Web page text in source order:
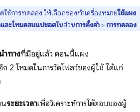
ใช้การทดลอง ให้เลือกช่องทำเครื่องหมายใช้แผง
และโหมดสแนปชอตในส่วนการตั้งค่า >การทดลอง
ำทางที่มีอยู่แล้ว ตอนนี้แผง
ก 2 โหมดในการวัดโฟลว์ของผู้ใช้ ได้แก่
นระยะเวลาเพื่อวิเคราะห์การโต้ตอบของผู้